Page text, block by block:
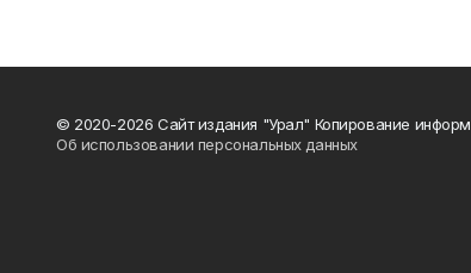
© 2020-2026 Сайт издания "Урал" Копирование
Об использовании персональных данных